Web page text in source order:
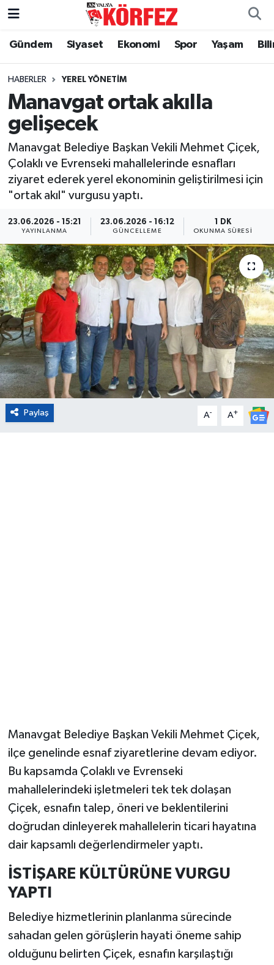
Gündem Siyaset Ekonomi Spor Yaşam
HABERLER YEREL YÖNETIM
Manavgat ortak akılla
gelişecek
Manavgat Belediye Başkan Vekili Mehmet Çiçek,
Çolaklı ve Evrenseki mahallelerinde esnafları
ziyaret ederek yerel ekonominin geliştirilmesi için
"ortak akıl" vurgusu yaptı.
23.06.2026 - 15:21
YAYINLANMA
23.06.2026 - 16:12
GÜNCELLEME
1 DK
OKUNMA SÜRESI
Paylaş A- A+
Manavgat Belediye Başkan Vekili Mehmet Çiçek,
ilçe genelinde esnaf ziyaretlerine devam ediyor.
Bu kapsamda Çolaklı ve Evrenseki
mahallelerindeki işletmeleri tek tek dolaşan
Çiçek, esnafın talep, öneri ve beklentilerini
doğrudan dinleyerek mahallelerin ticari hayatına
dair kapsamlı değerlendirmeler yaptı.
İSTİŞARE KÜLTÜRÜNE VURGU
YAPTI
Belediye hizmetlerinin planlanma sürecinde
sahadan gelen görüşlerin hayati öneme sahip
olduğunu belirten Çiçek, esnafın karşılaştığı
Gündem
Siyaset
Yerel Yönetim
Yaşam
Asayiş
Dünya
Eğitim
Sağlık
Magazin
Turizm
Çevre
Nöbetçi Eczaneler
Hava Durumu
Trafik Durumu
Son Dakika Haberleri
Haber Arşivi